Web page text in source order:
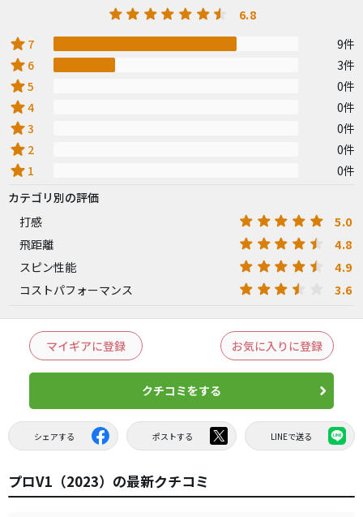
6.8
star 7 9件
star 6 3件
star5 0件
star4 0件
star3 0件
star 2 0件
star 1
0件
カテゴリ別の評価
打感
5.0
飛距離 4.8
スピン性能 4.9
コストパフォーマンス 3.6
マイギアに登録 お気に入りに登録
クチコミをする
シェアする ポストする LINEで送る
プロV1（2023）の最新クチコミ